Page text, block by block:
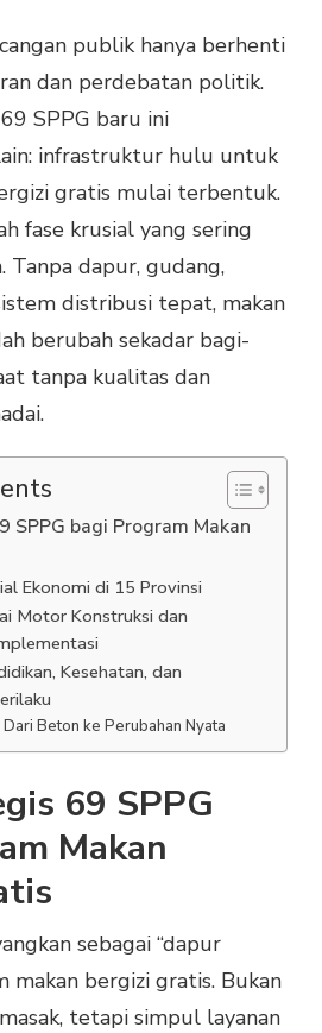
publik hanya berhenti
dan perdebatan politik.
SPPG baru ini
infrastruktur hulu untuk
gratis mulai terbentuk.
fase krusial yang sering
dapur, gudang,
distribusi tepat, makan
berubah sekadar bagi-
tanpa kualitas dan
bagi Program Makan
Ekonomi di 15 Provinsi
Motor Konstruksi dan
Kesehatan, dan
Beton ke Perubahan Nyata
69 SPPG
Makan
sebagai “dapur
makan bergizi gratis. Bukan
tetapi simpul layanan